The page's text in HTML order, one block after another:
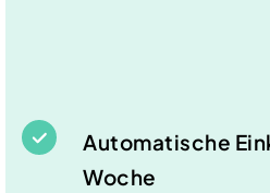
Automatische
Woche